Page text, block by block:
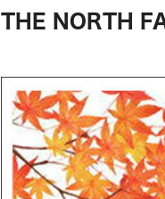
THE NORTH